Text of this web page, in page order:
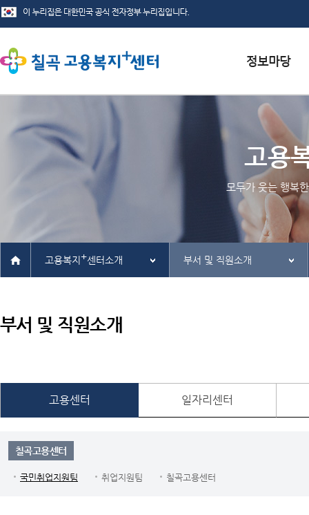
서식자료실
채용정보
인재정보
관련사이트
고용
모두가 웃는 행복
고용복지 +센터소개 부서 및 직원소개
부서 및 직원소개
고용센터 일자리센터
칠곡고용센터
국민취업지원팀 취업지원팀 칠곡고용센터